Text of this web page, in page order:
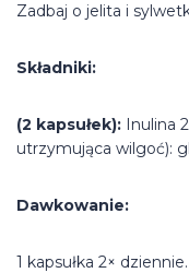
Zadbaj o jelita i
Składniki:
(2 kapsułek): Inulina
utrzymująca wilgoć):
Dawkowanie:
1 kapsułka 2× dziennie.